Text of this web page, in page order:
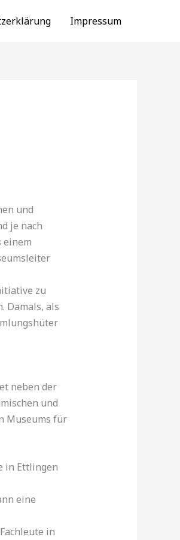
Impressum
und
je nach
einem
zu
Damals, als
neben der
und
Museums für
in Ettlingen
eine
in